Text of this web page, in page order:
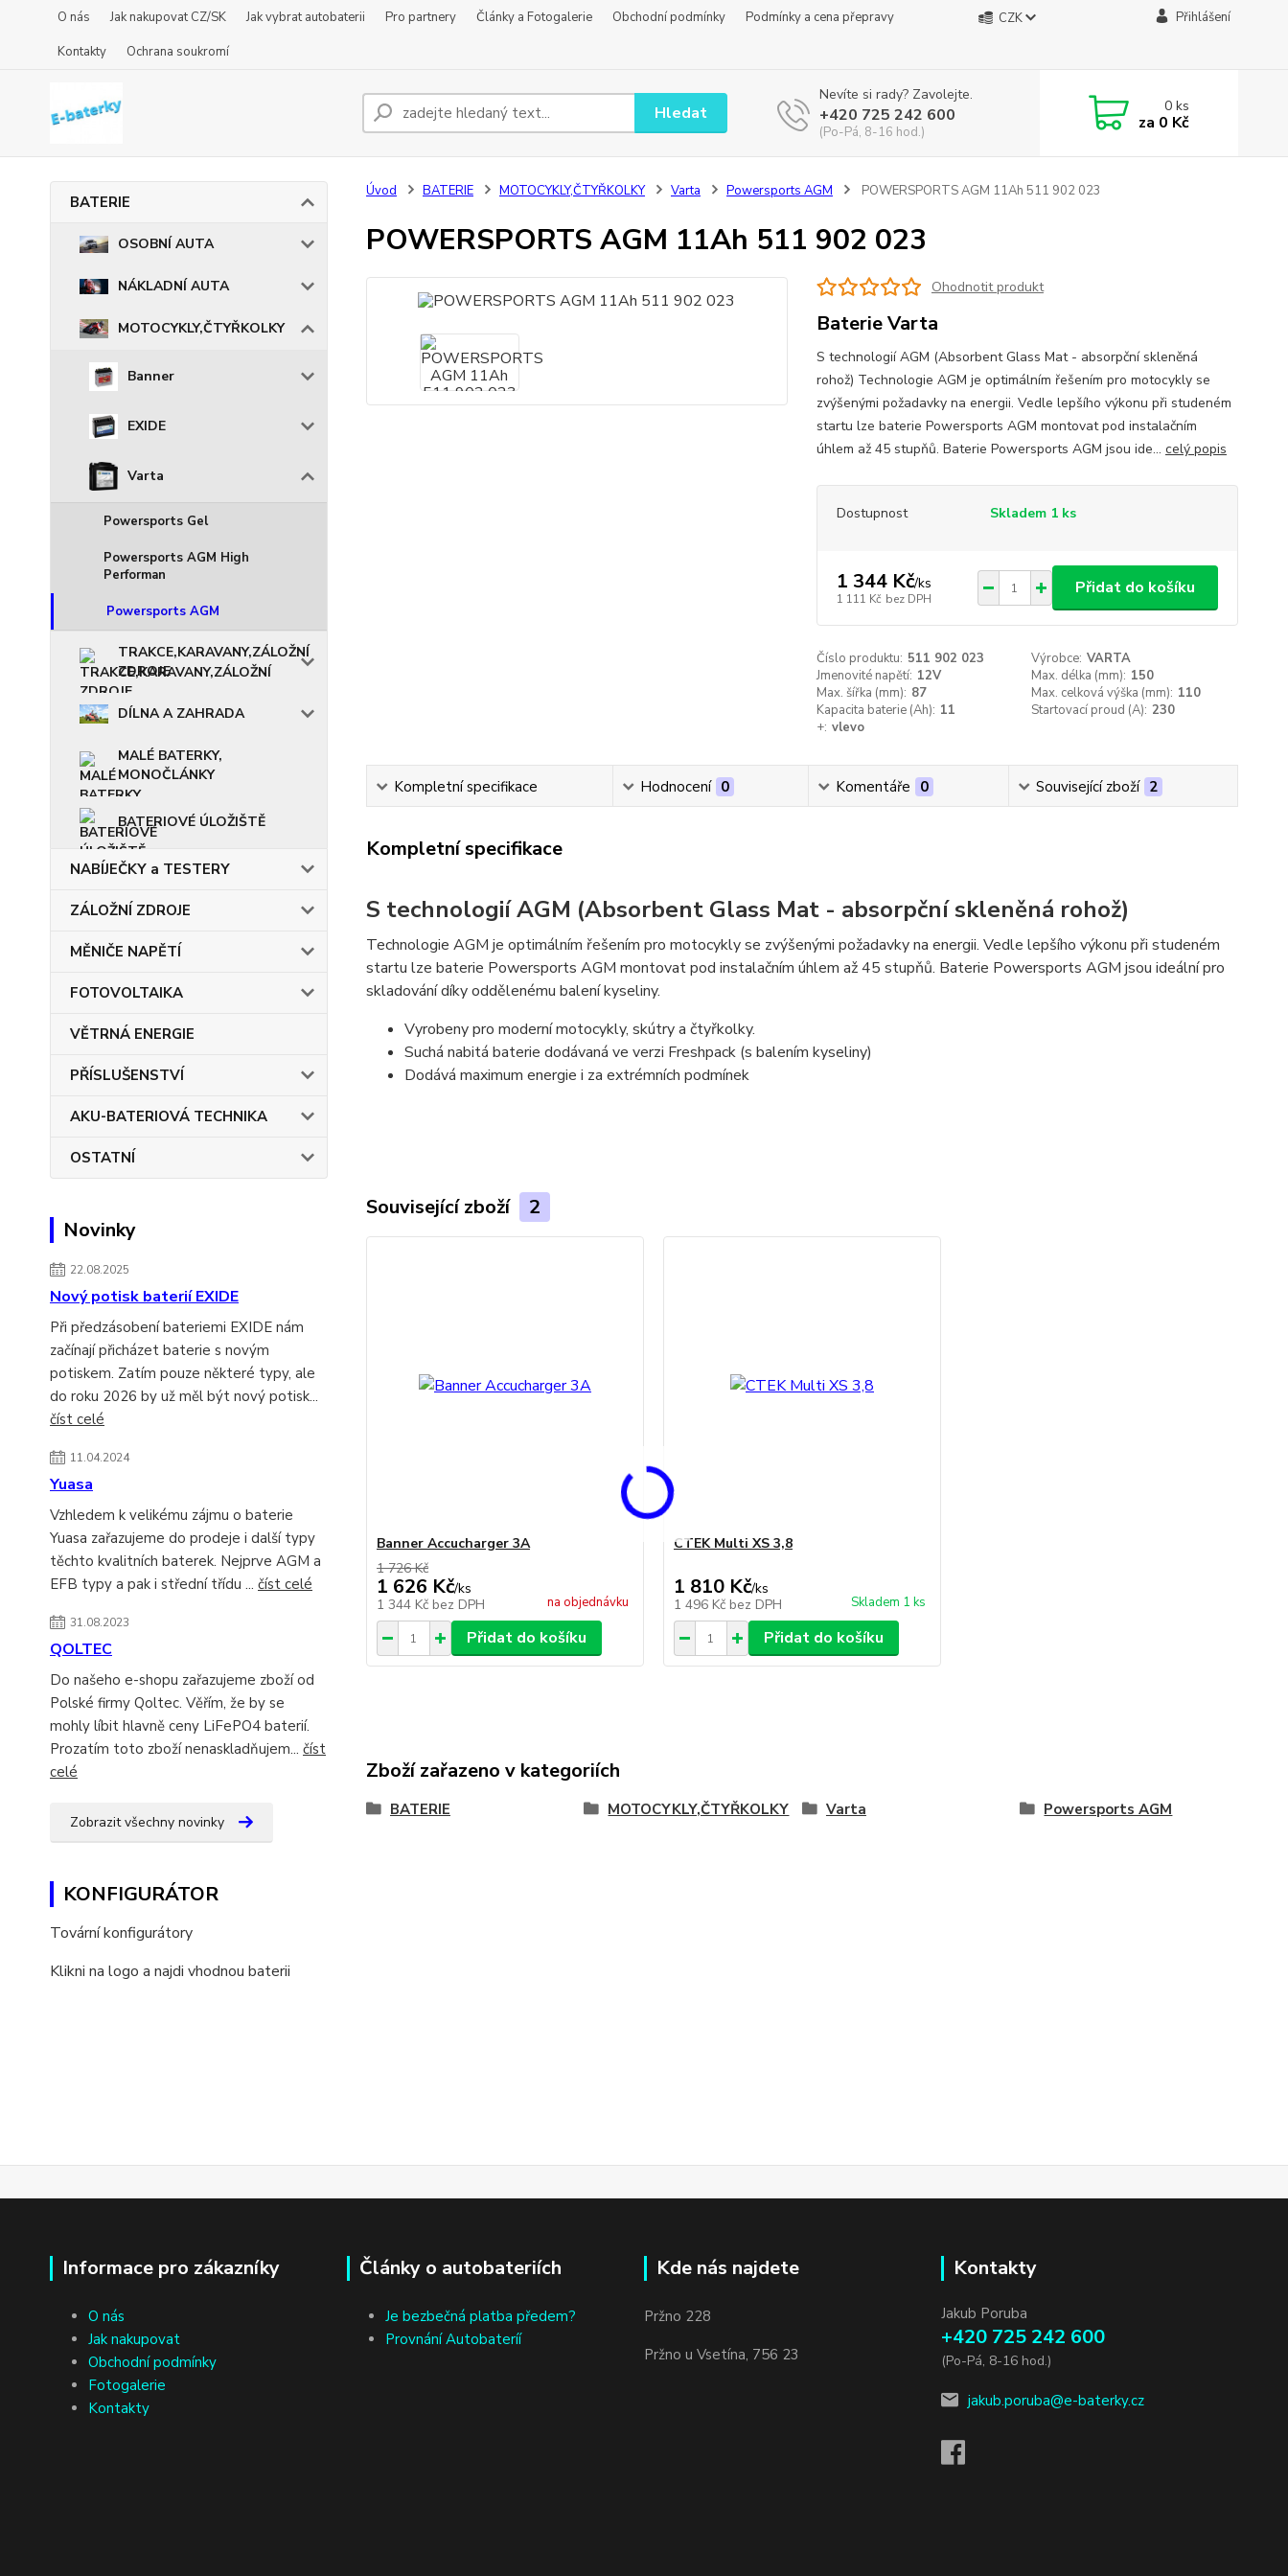
O nás Jak nakupovat CZ/SK Jak vybrat autobaterii Pro partnery Články a Fotogalerie Obchodní podmínky
Podmínky a cena přepravy
Kontakty
Ochrana soukromí
CZK Přihlášení
Hledat
Nevíte si rady? Zavolejte.
+420 725 242 600
(Po-Pá, 8-16 hod.)
0ks
za 0 Kč
BATERIE
OSOBNÍ AUTA
NÁKLADNÍ AUTA
MOTOCYKLY,ČTYŘKOLKY
Banner
EXIDE
Varta
Powersports Gel
Powersports AGM High
Performan
Powersports AGM
TRAKCE,KARAVANY,ZÁLOŽNÍ
ZDROJE
DÍLNA A ZAHRADA
MALÉ BATERKY,
MONOČLÁNKY
BATERIOVÉ ÚLOŽIŠTĚ
NABÍJEČKY a TESTERY
ZÁLOŽNÍ ZDROJE
MĚNIČE NAPĚTÍ
FOTOVOLTAIKA
VĚTRNÁ ENERGIE
PŘÍSLUŠENSTVÍ
AKU-BATERIOVÁ TECHNIKA
OSTATNÍ
Novinky
22.08.2025
Nový potisk baterií EXIDE
Při předzásobení bateriemi EXIDE nám
začínají přicházet baterie s novým
potiskem. Zatím pouze některé typy, ale
do roku 2026 by už měl být nový potisk...
číst celé
11.04.2024
Yuasa
Vzhledem k velikému zájmu o baterie
Yuasa zařazujeme do prodeje i další typy
těchto kvalitních baterek. Nejprve AGM a
EFB typy a pak i střední třídu ... číst celé
31.08.2023
QOLTEC
Do našeho e-shopu zařazujeme zboží od
Polské firmy Qoltec. Věřím, že by se
mohly líbit hlavně ceny LiFePO4 baterií.
Prozatím toto zboží nenaskladňujem... číst
celé
Zobrazit všechny novinky
KONFIGURÁTOR
Tovární konfigurátory
Klikni na logo a najdi vhodnou baterii
Úvod BATERIE MOTOCYKLY,ČTYŘKOLKY Varta Powersports AGM POWERSPORTS AGM 11Ah 511 902 023
POWERSPORTS AGM 11Ah 511 902 023
Ohodnotit produkt
Baterie Varta
S technologií AGM (Absorbent Glass Mat - absorpční skleněná
rohož) Technologie AGM je optimálním řešením pro motocykly se
zvýšenými požadavky na energii. Vedle lepšího výkonu při studeném
startu lze baterie Powersports AGM montovat pod instalačním
úhlem až 45 stupňů. Baterie Powersports AGM jsou ide... celý popis
Dostupnost Skladem 1 ks
1 344 Kč/ks
1 111 Kč bez DPH
Přidat do košíku
Číslo produktu: 511 902 023 Výrobce: VARTA
Jmenovité napětí: 12V Max. délka (mm): 150
Max. šířka (mm): 87 Max. celková výška (mm): 110
Kapacita baterie (Ah): 11 Startovací proud (A): 230
+: vlevo
Kompletní specifikace Hodnocení 0 Komentáře 0 Související zboží 2
Kompletní specifikace
S technologií AGM (Absorbent Glass Mat - absorpční skleněná rohož)
Technologie AGM je optimálním řešením pro motocykly se zvýšenými požadavky na energii. Vedle lepšího výkonu při studeném
startu lze baterie Powersports AGM montovat pod instalačním úhlem až 45 stupňů. Baterie Powersports AGM jsou ideální pro
skladování díky oddělenému balení kyseliny.
Vyrobeny pro moderní motocykly, skútry a čtyřkolky.
Suchá nabitá baterie dodávaná ve verzi Freshpack (s balením kyseliny)
Dodává maximum energie i za extrémních podmínek
Související zboží 2
Banner Accucharger 3A
1 726 Kč
1 626 Kč/ks
1 344 Kč bez DPH na objednávku
Přidat do košíku
CTEK Multi XS 3,8
1 810 Kč/ks
1 496 Kč bez DPH Skladem 1 ks
Přidat do košíku
Zboží zařazeno v kategoriích
BATERIE MOTOCYKLY,ČTYŘKOLKY Varta Powersports AGM
Informace pro zákazníky
O nás
Jak nakupovat
Obchodní podmínky
Fotogalerie
Kontakty
Články o autobateriích
Je bezbečná platba předem?
Provnání Autobateríí
Kde nás najdete
Pržno 228
Pržno u Vsetína, 756 23
Kontakty
Jakub Poruba
+420 725 242 600
(Po-Pá, 8-16 hod.)
jakub.poruba@e-baterky.cz